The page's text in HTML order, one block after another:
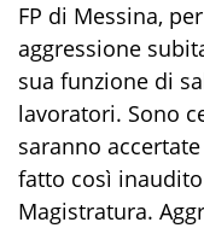
FP di Messina,
aggressione
sua funzione di
lavoratori. Sono
saranno
fatto così
Magistratura.